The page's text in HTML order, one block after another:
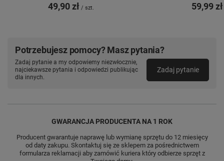
49,90 zł / szt. 59,99 zł
Potrzebujesz pomocy? Masz pytania?
Zadaj pytanie a my odpowiemy niezwłocznie,
najciekawsze pytania i odpowiedzi publikując
dla innych.
Zadaj pytanie
GWARANCJA PRODUCENTA NA 1 ROK
Producent gwarantuje naprawę lub wymianę sprzętu do 12 miesięcy
od daty zakupu. Skontaktuj się ze sklepem za pośrednictwem
formularza reklamacji aby zamówić kuriera który odbierze sprzęt z